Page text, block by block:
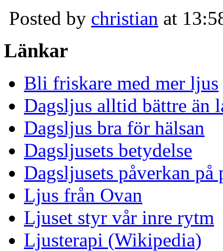
Posted by christian at
Länkar
Bli friskare med mer ljus
Dagsljus alltid bättre än
Dagsljus bra för hälsan
Dagsljusets betydelse
Dagsljusets påverkan på
Ljus från Ovan
Ljuset styr vår inre rytm
Ljusterapi (Wikipedia)